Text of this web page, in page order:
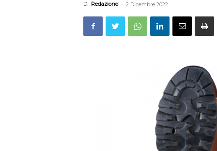
Di Redazione - 2 Dicembre 2022